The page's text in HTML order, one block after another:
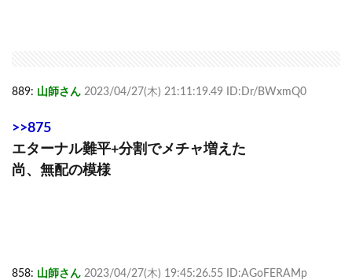
889: 山師さん 2023/04/27(木) 21:11:19.49 ID:Dr/BWxmQ0
>>875
エターナル難平+分割でメチャ増えた
尚、無配の模様
858: 山師さん 2023/04/27(木) 19:45:26.55 ID:AGoFERAMp